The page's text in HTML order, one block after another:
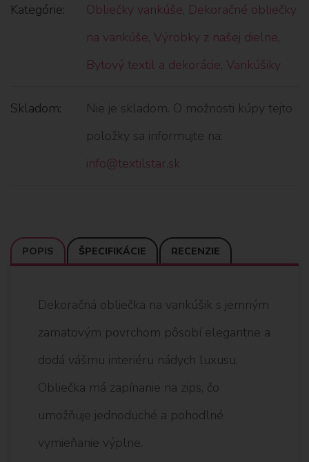
Kategórie: Obliečky vankúše, Dekoračné obliečky
na vankúše, Výrobky z našej dielne,
Bytový textil a dekorácie, Vankúšiky
Skladom:
Nie je skladom. O možnosti kúpy tejto
položky sa informujte na:
info@textilstar.sk
POPIS ŠPECIFIKÁCIE RECENZIE
Dekoračná obliečka na vankúšik s jemným
zamatovým povrchom pôsobí elegantne a
dodá vášmu interiéru nádych luxusu.
Obliečka má zapínanie na zips, čo
umožňuje jednoduché a pohodlné
vymieňanie výplne.